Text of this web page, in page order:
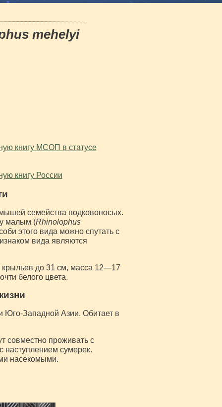
mehelyi
книгу МСОП в статусе
книгу России
семейства подковоносых.
малым (Rhinolophus
этого вида можно спутать с
вида являются
крыльев до 31 см, масса 12—17
белого цвета.
Западной Азии. Обитает в
совместно проживать с
наступлением сумерек.
насекомыми.